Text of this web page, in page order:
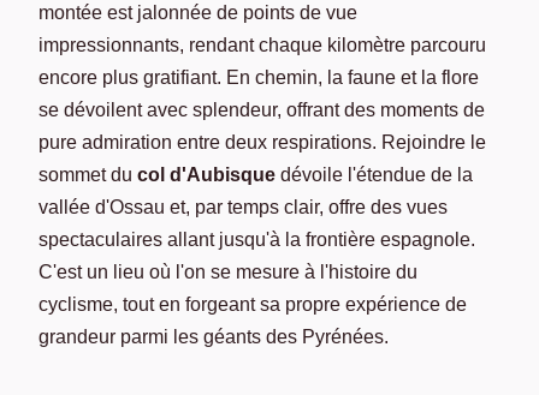
montée est jalonnée de points de vue
impressionnants, rendant chaque kilomètre parcouru
encore plus gratifiant. En chemin, la faune et la flore
se dévoilent avec splendeur, offrant des moments de
pure admiration entre deux respirations. Rejoindre le
sommet du col d'Aubisque dévoile l'étendue de la
vallée d'Ossau et, par temps clair, offre des vues
spectaculaires allant jusqu'à la frontière espagnole.
C'est un lieu où l'on se mesure à l'histoire du
cyclisme, tout en forgeant sa propre expérience de
grandeur parmi les géants des Pyrénées.